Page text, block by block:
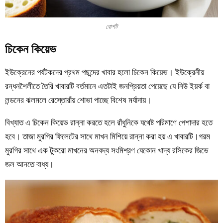
বোর্শট
চিকেন কিয়েভ
ইউক্রেনের পর্যটকদের প্রথম পছন্দের খাবার হলো চিকেন কিয়েভ। ইউক্রেনীয়
রন্ধনশৈলীতে তৈরি খাবারটি বর্তমানে এতটাই জনপ্রিয়তা পেয়েছে যে নিউ ইয়র্ক বা
লন্ডনের ঝলমলে রেস্তোরাঁয় শোভা পাচ্ছে বিশেষ মর্যাদায়।
বিখ্যাত এ চিকেন কিয়েভ রান্না করতে হলে রাঁধুনিকে যথেষ্ট পরিমাণে পেশাদার হতে
হবে। তাজা মুরগির ফিলেটের সাথে মাখন মিশিয়ে রান্না করা হয় এ খাবারটি।গরম
মুরগির সাথে এক টুকরো মাখনের অনবদ্য সংমিশ্রণ যেকোন খাদ্য রসিকের জিভে
জল আনতে বাধ্য।